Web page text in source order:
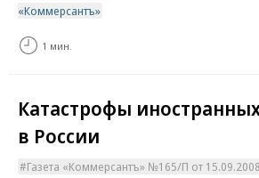
«Коммерсантъ»
1 мин.
Катастрофы
в России
Газета «Коммерсантъ» №165/П от